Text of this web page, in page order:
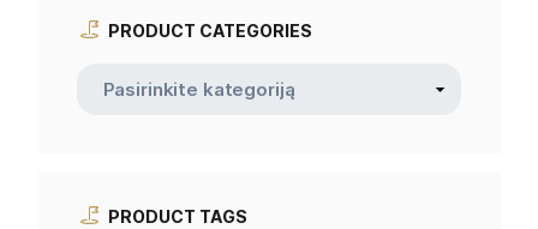
PRODUCT CATEGORIES
PRODUCT TAGS